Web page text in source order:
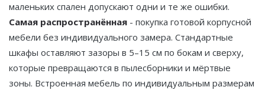
маленьких спален допускают одни и те же ошибки.
Самая распространённая - покупка готовой корпусной
мебели без индивидуального замера. Стандартные
шкафы оставляют зазоры в 5–15 см по бокам и сверху,
которые превращаются в пылесборники и мёртвые
зоны. Встроенная мебель по индивидуальным размерам